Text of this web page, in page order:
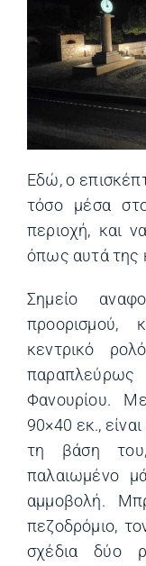
Εδώ, ο
τόσο μέσα
περιοχή, και
όπως αυτά της
Σημείο
προορισμού,
κεντρικό
Φανουρίου.
90×40 εκ.,
τη βάση
παλαιωμένο
αμμοβολή.
πεζοδρόμιο,
σχέδια δύο